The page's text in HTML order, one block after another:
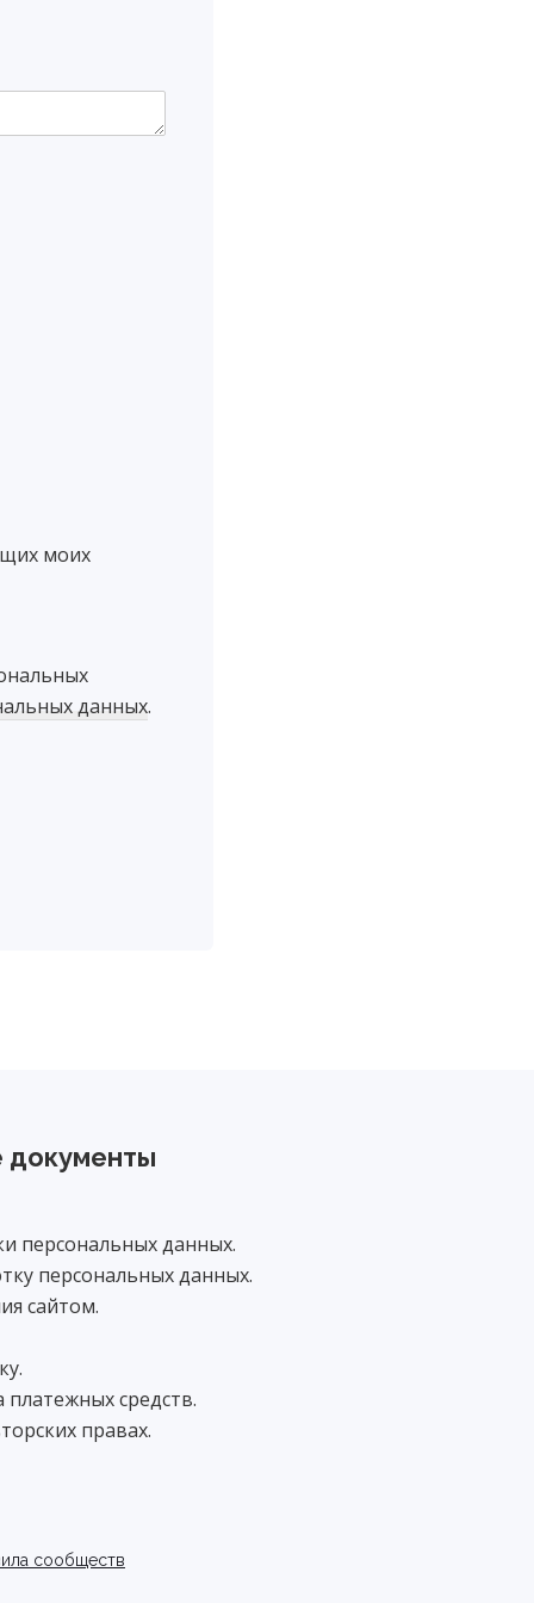
моих
данных.
персональных данных.
персональных данных.
сайтом.
средств.
правах.
сообществ